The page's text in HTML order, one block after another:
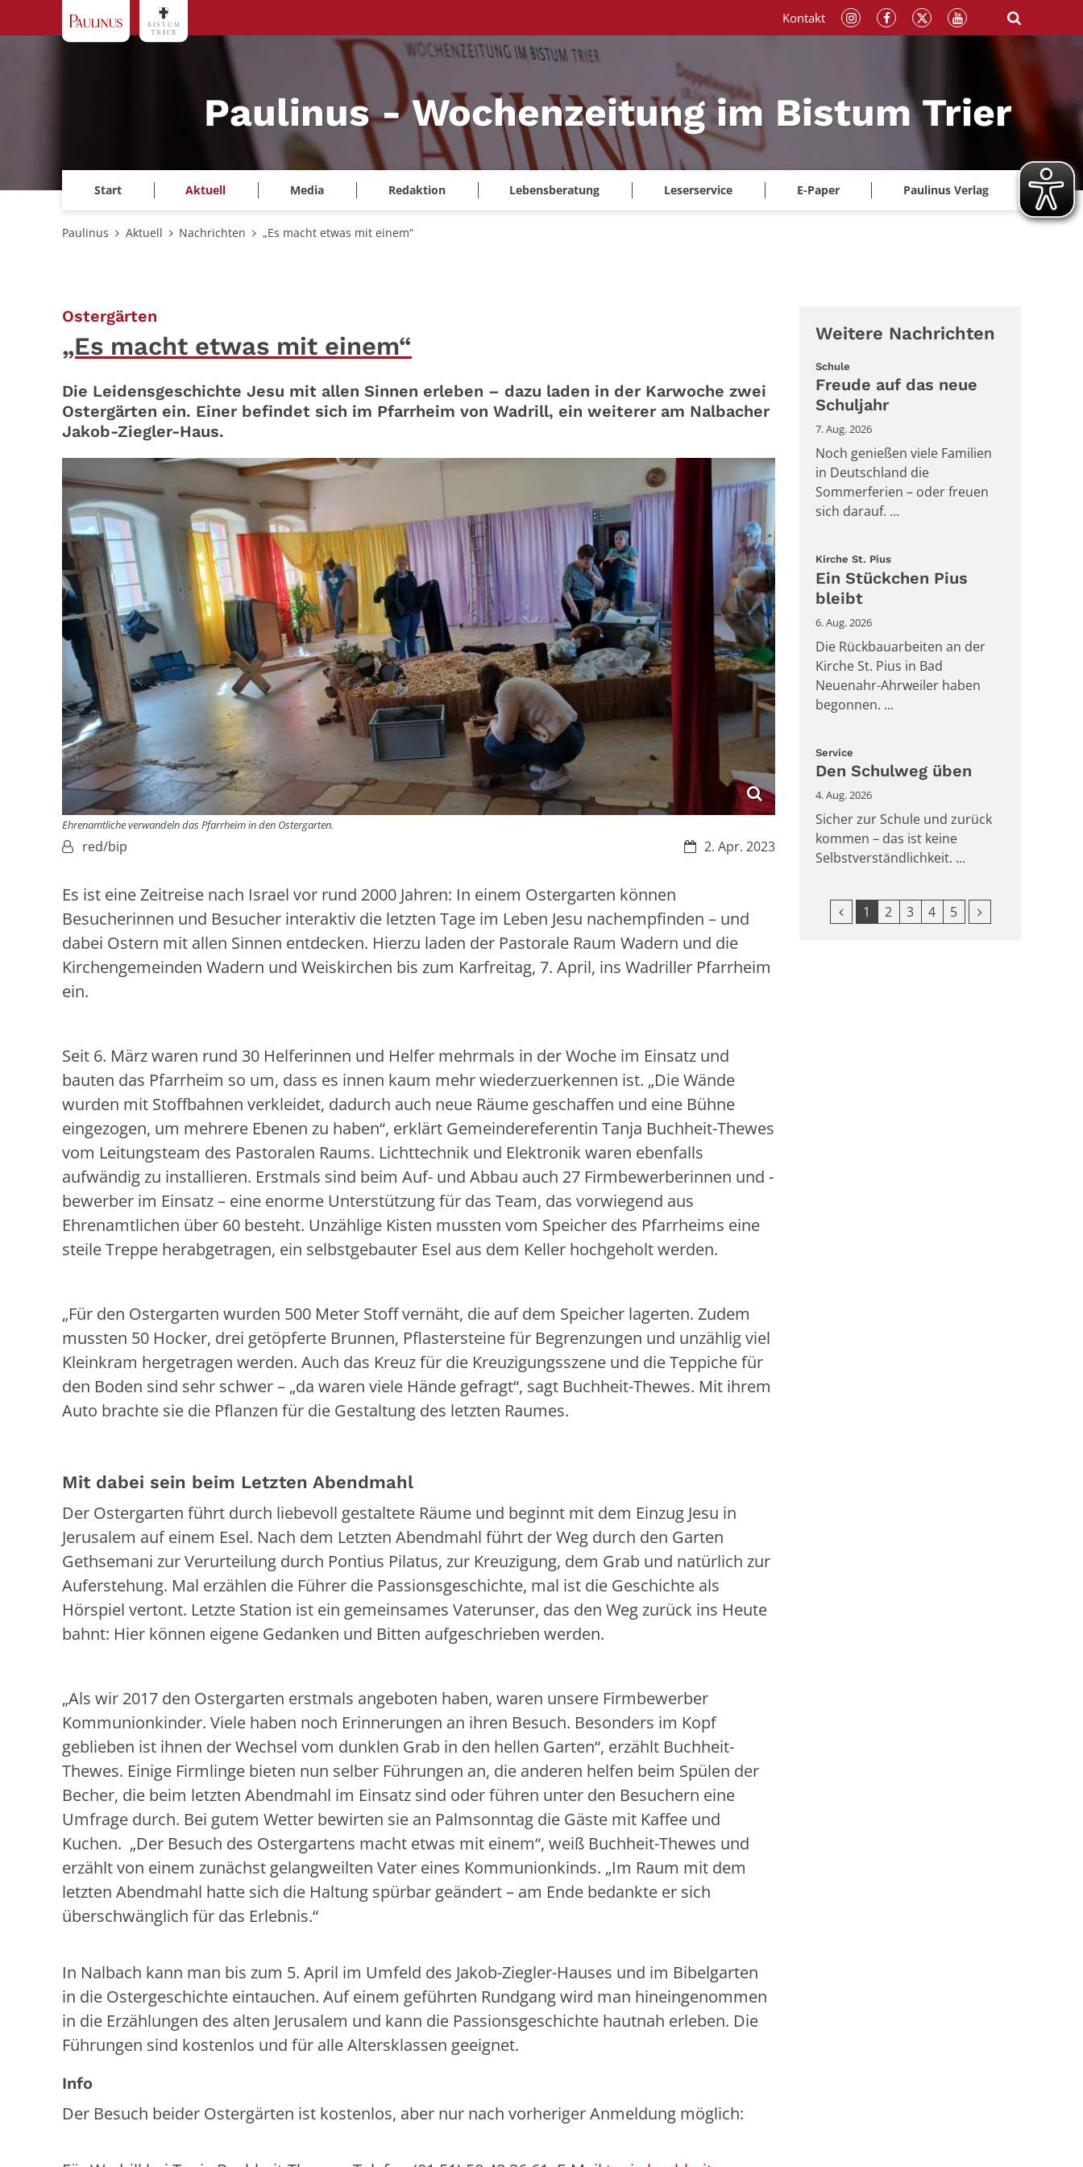
Paulinus - Wochenzeitung im Bistum Trier
Start Aktuell Media Redaktion Lebensberatung Leserservice E-Paper Paulinus Verlag
Kontakt
Paulinus Aktuell Nachrichten „Es macht etwas mit einem“
Ostergärten
„Es macht etwas mit einem“
Die Leidensgeschichte Jesu mit allen Sinnen er­leben – dazu laden in der Karwoche zwei
Ostergärten ein. Einer befindet sich im Pfarrheim von Wadrill, ein weiterer am Nalbacher
Jakob-Ziegler-Haus.
Ehrenamtliche verwandeln das Pfarrheim in den Ostergarten.
Datum:
2. Apr. 2023
Von:red/bip
Es ist eine Zeitreise nach Israel vor rund 2000 Jahren: In einem Ostergarten können
Besucherinnen und Besucher interaktiv die letzten Tage im Leben Jesu nachempfinden – und
dabei Ostern mit allen Sinnen entdecken. Hierzu laden der Pastorale Raum Wadern und die
Kirchengemeinden Wadern und Weiskirchen bis zum Karfreitag, 7. April, ins Wadriller Pfarrheim
ein.
Seit 6. März waren rund 30 Helferinnen und Helfer mehrmals in der Woche im Einsatz und
bauten das Pfarrheim so um, dass es innen kaum mehr wiederzuerkennen ist. „Die Wände
wurden mit Stoffbahnen verkleidet, dadurch auch neue Räume geschaffen und eine Bühne
eingezogen, um mehrere Ebenen zu haben“, erklärt Gemeindereferentin Tanja Buchheit-Thewes
vom Leitungsteam des Pastoralen Raums. Lichttechnik und Elektronik waren ebenfalls
aufwändig zu installieren. Erstmals sind beim Auf- und Abbau auch 27 Firmbewerberinnen und -
bewerber im Einsatz – eine enorme Unterstützung für das Team, das vorwiegend aus
Ehrenamtlichen über 60 besteht. Unzählige Kisten mussten vom Speicher des Pfarrheims eine
steile Treppe herabgetragen, ein selbstgebauter Esel aus dem Keller hochgeholt werden.
„Für den Ostergarten wurden 500 Meter Stoff vernäht, die auf dem Speicher lagerten. Zudem
mussten 50 Hocker, drei getöpferte Brunnen, Pflastersteine für Begrenzungen und unzählig viel
Kleinkram hergetragen werden. Auch das Kreuz für die Kreuzigungsszene und die Teppiche für
den Boden sind sehr schwer – „da waren viele Hände gefragt“, sagt Buchheit-Thewes. Mit ihrem
Auto brachte sie die Pflanzen für die Gestaltung des letzten Raumes.
Mit dabei sein beim Letzten Abendmahl
Der Ostergarten führt durch liebevoll gestaltete Räume und beginnt mit dem Einzug Jesu in
Jerusalem auf einem Esel. Nach dem Letzten Abendmahl führt der Weg durch den Garten
Gethsemani zur Verurteilung durch Pontius Pilatus, zur Kreuzigung, dem Grab und natürlich zur
Auferstehung. Mal erzählen die Führer die Passionsgeschichte, mal ist die Geschichte als
Hörspiel vertont. Letzte Station ist ein gemeinsames Vaterunser, das den Weg zurück ins Heute
bahnt: Hier können eigene Gedanken und Bitten aufgeschrieben werden.
„Als wir 2017 den Ostergarten erstmals angeboten haben, waren unsere Firmbewerber
Kommunionkinder. Viele haben noch Erinnerungen an ihren Besuch. Besonders im Kopf
geblieben ist ihnen der Wechsel vom dunklen Grab in den hellen Garten“, erzählt Buchheit-
Thewes. Einige Firmlinge bieten nun selber Führungen an, die anderen helfen beim Spülen der
Becher, die beim letzten Abendmahl im Einsatz sind oder führen unter den Besuchern eine
Umfrage durch. Bei gutem Wetter bewirten sie an Palmsonntag die Gäste mit Kaffee und
Kuchen. „Der Besuch des Ostergartens macht etwas mit einem“, weiß Buchheit-Thewes und
erzählt von einem zunächst gelangweilten Vater eines Kommunionkinds. „Im Raum mit dem
letzten Abendmahl hatte sich die Haltung spürbar geändert – am Ende bedankte er sich
überschwänglich für das Erlebnis.“
In Nalbach kann man bis zum 5. April im Umfeld des Jakob-Ziegler-Hauses und im Bibelgarten
in die Ostergeschichte eintauchen. Auf einem geführten Rundgang wird man hineingenommen
in die Erzählungen des alten Jerusalem und kann die Passionsgeschichte hautnah erleben. Die
Führungen sind kostenlos und für alle Altersklassen geeignet.
Info
Der Besuch beider Ostergärten ist kostenlos, aber nur nach vorheriger Anmeldung möglich:
Weitere Nachrichten
Schule
Freude auf das neue
Schuljahr
7. Aug. 2026
Noch genießen viele Familien
in Deutschland die
Sommerferien – oder freuen
sich darauf. ...
Kirche St. Pius:
Ein Stückchen Pius
bleibt
6. Aug. 2026
Die Rückbauarbeiten an der
Kirche St. Pius in Bad
Neuenahr-Ahrweiler haben
begonnen. ...
Service
Den Schulweg üben
4. Aug. 2026
Sicher zur Schule und zurück
kommen – das ist keine
Selbstverständlichkeit. ...
Vorherige Seite
1 2 3 4 5 Nächste Seite